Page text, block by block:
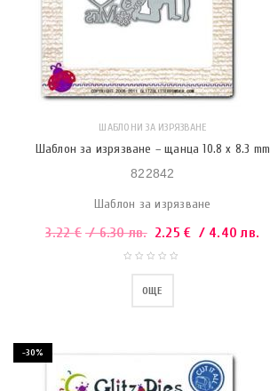
ШАБЛОНИ ЗА ИЗРЯЗВАНЕ
Шаблон за изрязване – щанца 10.8 x 8.3 mm
822842
Шаблон за изрязване
3.22€ / 6.30 лв. 2.25€ / 4.40 лв.
ОЩЕ
-30%